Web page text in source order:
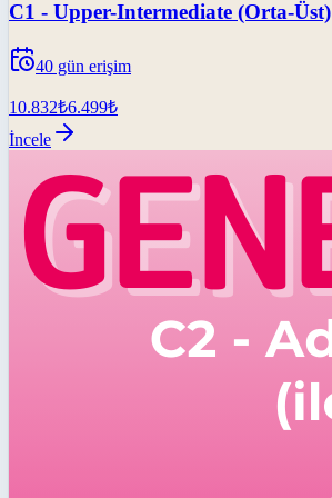
C1 - Upper-Intermediate (Orta-Üst)
40 gün erişim
10.832₺6.499₺
İncele